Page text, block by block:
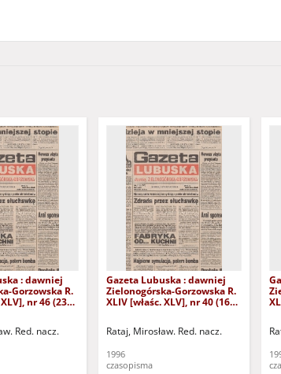
: dawniej
Gorzowska R.
nr 46 (23
Red. nacz.
Gazeta Lubuska : dawniej
Zielonogórska-Gorzowska R.
XLIV [właśc. XLV], nr 40 (16
Rataj, Mirosław. Red. nacz.
1996
czasopisma